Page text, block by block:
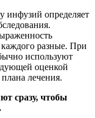
инфузий определяет
разные. При
используют
оценкой
лечения.
сразу, чтобы